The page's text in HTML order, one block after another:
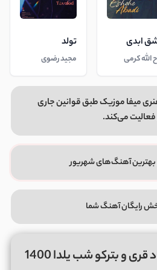
ابدی
الله کرمی
تولد
مجید رضوی
میفا موزیک طبق قوانین جاری
فعالیت می‌کند.
آهنگ‌های شهریور
رایگان آهنگ شما
و بترکو شب یلدا 1400